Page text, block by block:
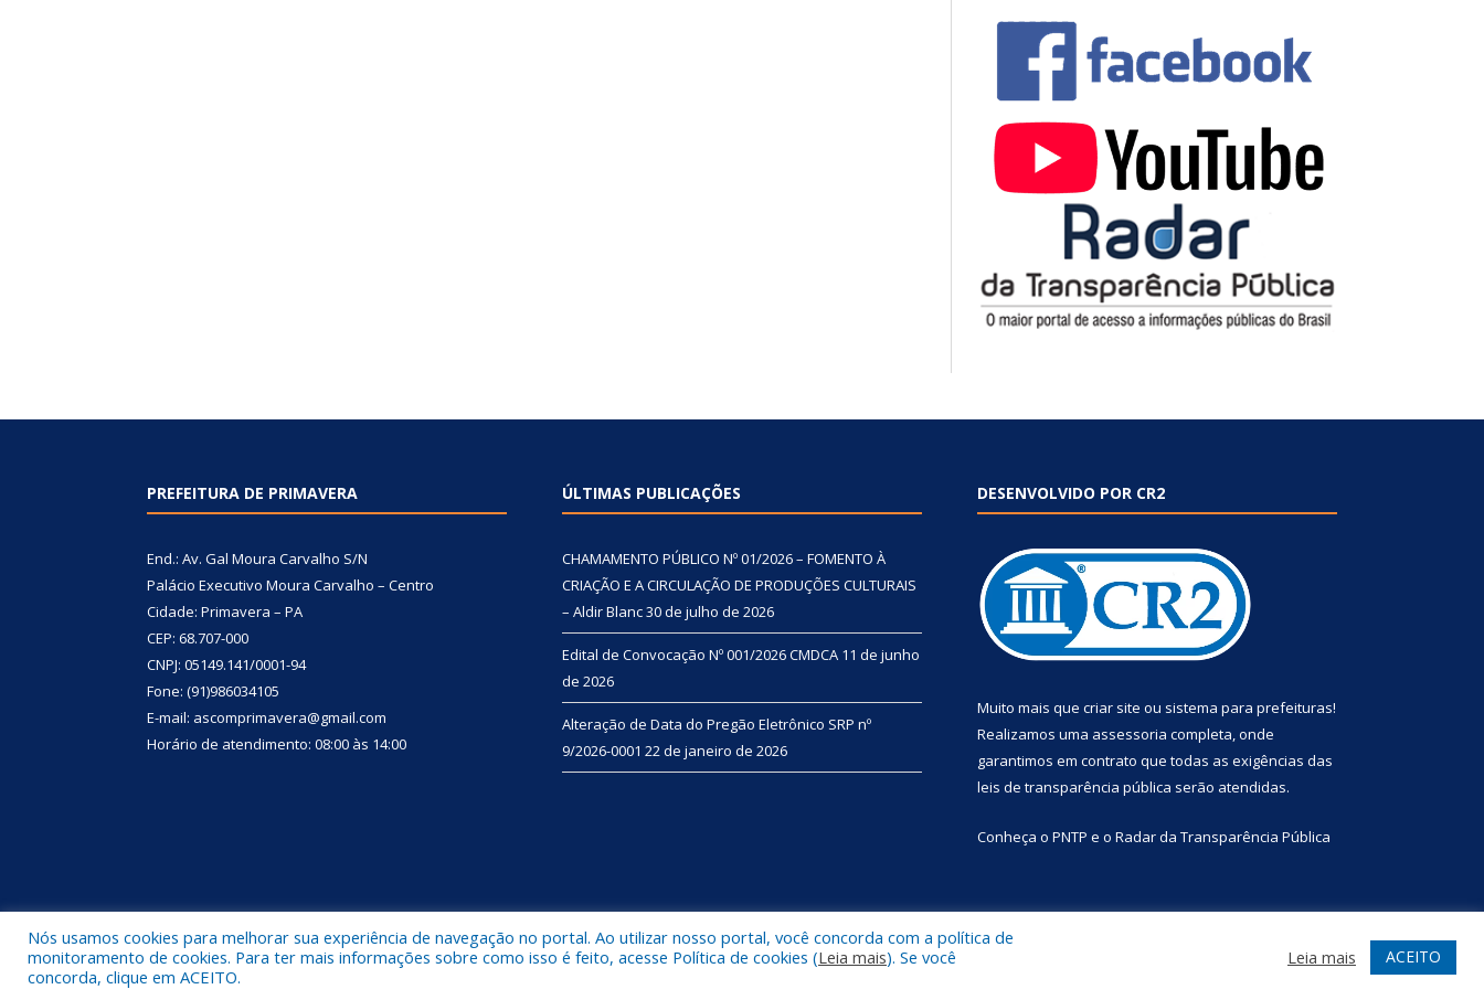
PREFEITURA DE PRIMAVERA
End.: Av. Gal Moura Carvalho S/N
Palácio Executivo Moura Carvalho – Centro
Cidade: Primavera – PA
CEP: 68.707-000
CNPJ: 05149.141/0001-94
Fone: (91)986034105
E-mail: ascomprimavera@gmail.com
Horário de atendimento: 08:00 às 14:00
ÚLTIMAS PUBLICAÇÕES
CHAMAMENTO PÚBLICO Nº 01/2026 – FOMENTO À
CRIAÇÃO E A CIRCULAÇÃO DE PRODUÇÕES CULTURAIS
– Aldir Blanc30 de julho de 2026
Edital de Convocação Nº 001/2026 CMDCA 11 de junho
de 2026
Alteração de Data do Pregão Eletrônico SRP nº
9/2026-0001 22 de janeiro de 2026
DESENVOLVIDO POR CR2
Muito mais que criar site ou sistema para prefeituras!
Realizamos uma assessoria completa, onde
garantimos em contrato que todas as exigências das
leis de transparência pública serão atendidas.
Conheça o PNTP e o Radar da Transparência Pública
Todos os direitos reservados a Prefeitura Municipal de Primavera. Mapa do Site Acessar Webmail
Nós usamos cookies para melhorar sua experiência de navegação no portal. Ao utilizar nosso portal, você concorda com a política de
monitoramento de cookies. Para ter mais informações sobre como isso é feito, acesse Política de cookies (Leia mais). Se você
concorda, clique em ACEITO.
Leia mais ACEITO